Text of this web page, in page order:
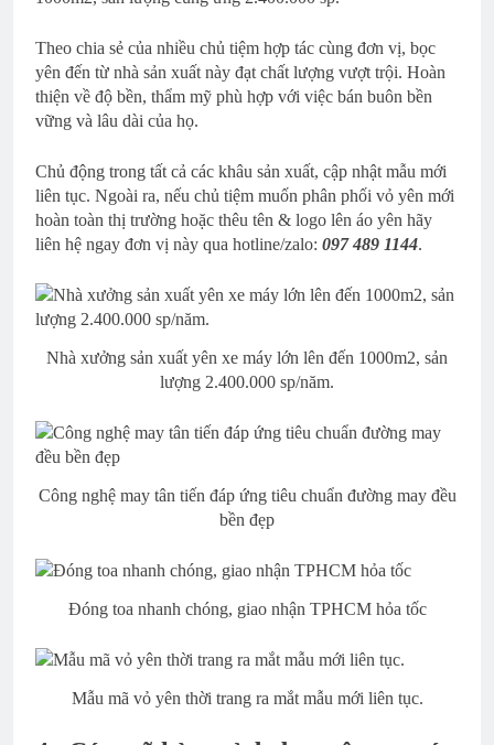
Theo chia sẻ của nhiều chủ tiệm hợp tác cùng đơn vị, bọc
yên đến từ nhà sản xuất này đạt chất lượng vượt trội. Hoàn
thiện về độ bền, thẩm mỹ phù hợp với việc bán buôn bền
vững và lâu dài của họ.
Chủ động trong tất cả các khâu sản xuất, cập nhật mẫu mới
liên tục. Ngoài ra, nếu chủ tiệm muốn phân phối vỏ yên mới
hoàn toàn thị trường hoặc thêu tên & logo lên áo yên hãy
liên hệ ngay đơn vị này qua hotline/zalo: 097 489 1144.
Nhà xưởng sản xuất yên xe máy lớn lên đến 1000m2, sản
lượng 2.400.000 sp/năm.
Công nghệ may tân tiến đáp ứng tiêu chuẩn đường may đều
bền đẹp
Đóng toa nhanh chóng, giao nhận TPHCM hỏa tốc
Mẫu mã vỏ yên thời trang ra mắt mẫu mới liên tục.